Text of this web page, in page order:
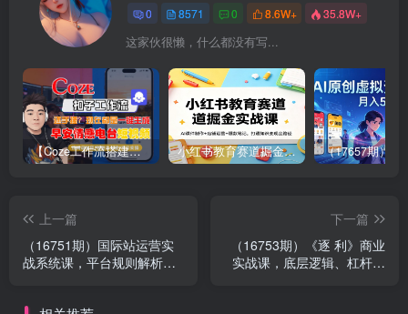
0 8571 0 8.6W+ 35.8W+
这家伙很懒，什么都没有写...
【Coze工作流搭建实操教程】【coze】早安情感电台日签视频还在手动做？用扣子工作流自动生成，省时90% 小红书教育赛道掘金实战课：AI课件制作+店铺运营+爆款笔记，打通知识变现全路径
上一篇
（16751期）国际站运营实
战系统课，平台规则解析、
下一篇
（16753期）《逐 利》商业
实战课，底层逻辑、杠杆策